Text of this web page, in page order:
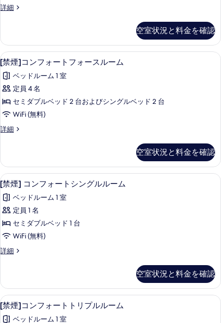
表
す
る
べ
写
真
を
表
示
す
詳
ー
ダ
ブ
ル
ル
ー
ム
の
す
の
写
真
を
表
示
る
詳細
[禁
フ
ォ
ー
ト
ダ
ブ
ル
ー
の
空室状況と料金を確認
[禁
煙]
コ
ン
フ
ー
フ
ォ
ー
ス
ル
ー
ム
の
て
の
写
セーフティボックス (室内)、デスク
4
[禁煙]コンフォートフォースルーム
ベッドルーム 1 室
定員 4 名
セミダブルベッド 2 台およびシングルベッド 2 台
WiFi (無料)
詳細
[禁
フ
ォ
ー
ト
フ
ォ
ス
ル
ム
空室状況と料金を確認
[禁
煙]
コ
ン
フ
ー
シ
ン
グ
ル
[禁煙] コンフォートシングルルーム
4
[禁煙] コンフォートシングルルーム
ベッドルーム 1 室
定員 1 名
セミダブルベッド 1 台
WiFi (無料)
詳細
[禁
フ
ォ
ー
ト
空室状況と料金を確認
[禁
煙]
セーフティボックス (室内)、デスク
4
[禁煙]コンフォートトリプルルーム
ベッドルーム 1 室